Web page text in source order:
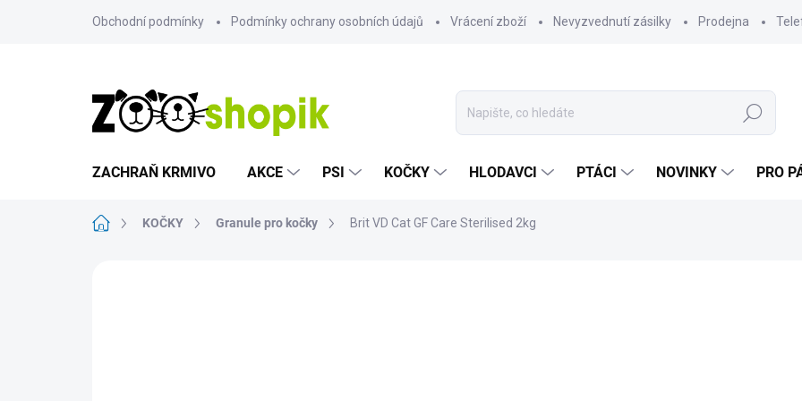
Obchodní podmínky Podmínky ochrany osobních údajů Vrácení zboží Nevyzvednutí zásilky Prodejna
Hledat
ZACHRAŇ KRMIVO AKCE PSI KOČKY HLODAVCI PTÁCI NOVINKY PRO
Domů KOČKY Granule pro kočky Brit VD Cat GF Care Sterilised 2kg